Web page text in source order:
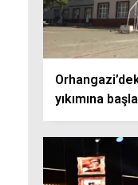
yıkımına